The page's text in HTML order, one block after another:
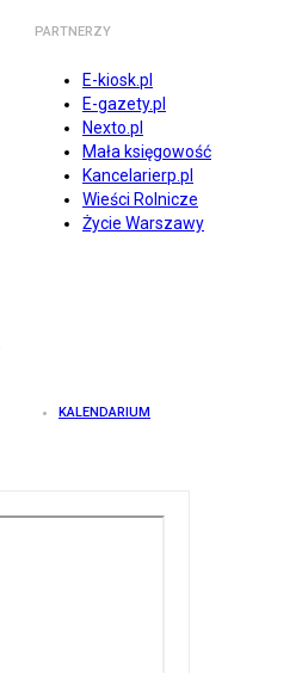
PARTNERZY
E-kiosk.pl
E-gazety.pl
Nexto.pl
Mała księgowość
Kancelarierp.pl
Wieści Rolnicze
Życie Warszawy
KALENDARIUM